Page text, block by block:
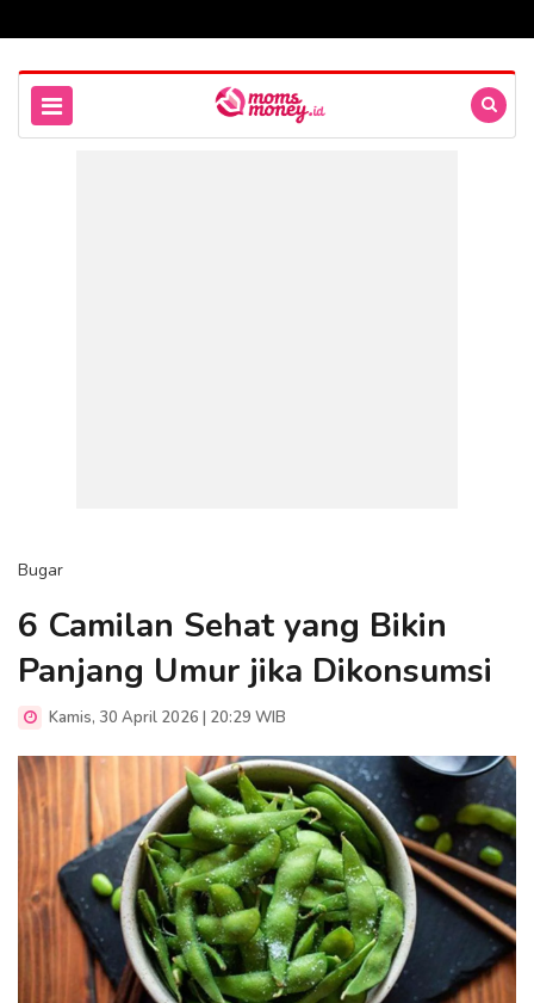
Bugar
6 Camilan Sehat yang Bikin
Panjang Umur jika Dikonsumsi
Kamis, 30 April 2026 | 20:29 WIB